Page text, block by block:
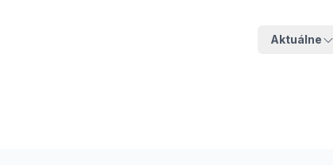
Aktuálne